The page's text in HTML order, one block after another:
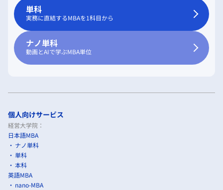
単科
実務に直結するMBAを1科目から
ナノ単科
動画とAIで学ぶMBA単位
個人向けサービス
経営大学院：
日本語MBA
ナノ単科
単科
本科
英語MBA
nano-MBA